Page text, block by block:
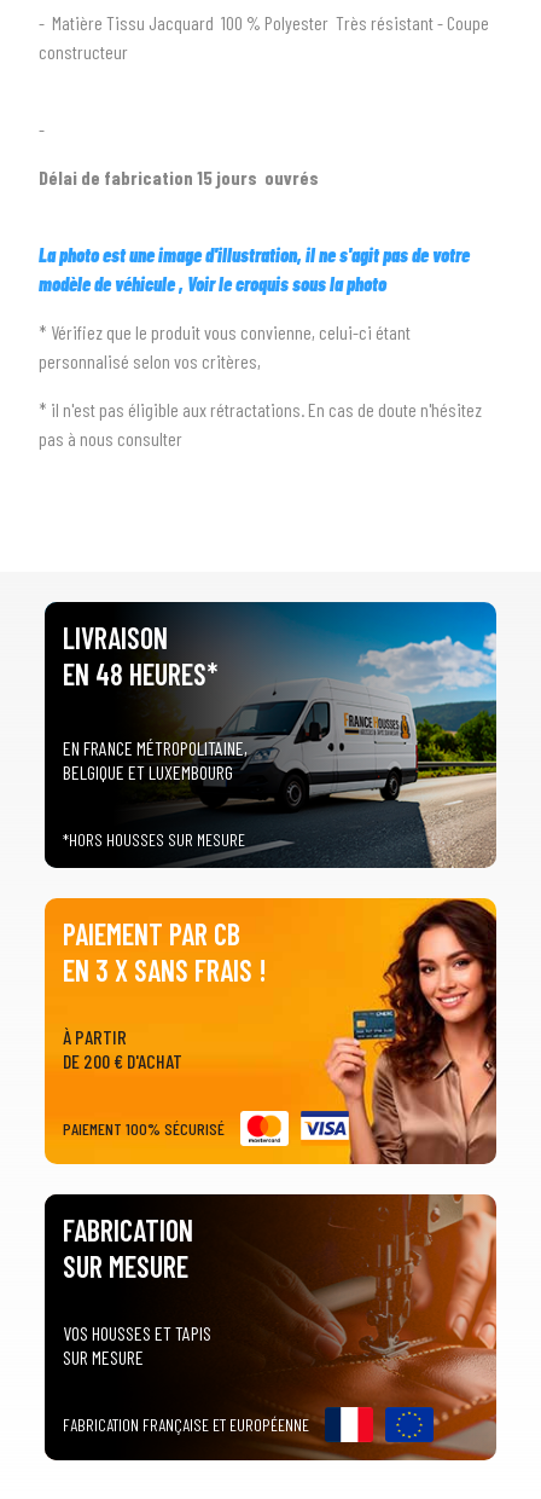
2SÉLECTIONNEZ LA MARQUE DE VOTRE VÉHICULE
PRÉCISEZ LE MODÈLE
Tous les modèles
- Matière Tissu Jacquard 100 % Polyester Très résistant - Coupe
constructeur
-
Délai de fabrication 15 jours ouvrés
La photo est une image d'illustration, il ne s'agit pas de votre
modèle de véhicule , Voir le croquis sous la photo
* Vérifiez que le produit vous convienne, celui-ci étant
personnalisé selon vos critères,
* il n'est pas éligible aux rétractations. En cas de doute n'hésitez
pas à nous consulter
LIVRAISON
EN 48 HEURES*
EN FRANCE MÉTROPOLITAINE,
BELGIQUE ET LUXEMBOURG
*HORS HOUSSES SUR MESURE
PAIEMENT PAR CB
EN 3 X SANS FRAIS !
À PARTIR
DE 200 € D'ACHAT
PAIEMENT 100% SÉCURISÉ
FABRICATION
SUR MESURE
VOS HOUSSES ET TAPIS
SUR MESURE
FABRICATION FRANÇAISE ET EUROPÉENNE